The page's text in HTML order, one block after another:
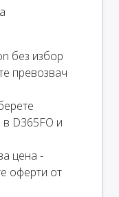
без избор
превозвач
в D365FO и
цена -
оферти от